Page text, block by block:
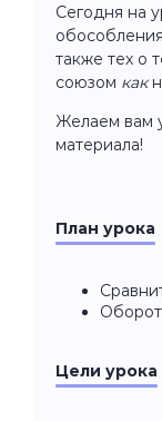
Сегодня на
обособления
также тех о
союзом как
Желаем вам
материала!
План урока
Цели урока